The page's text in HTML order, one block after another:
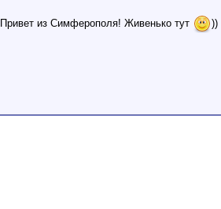
Привет из Симферополя! Живенько тут ))